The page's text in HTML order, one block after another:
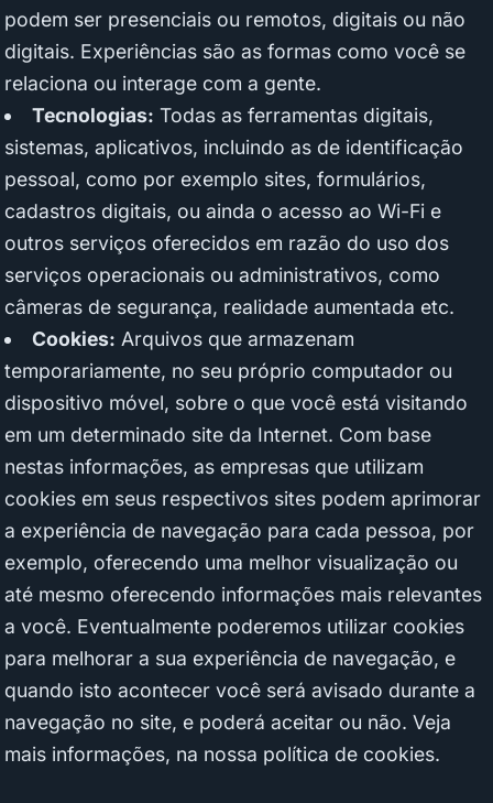
podem ser presenciais ou remotos, digitais ou não
digitais. Experiências são as formas como você se
relaciona ou interage com a gente.
Tecnologias: Todas as ferramentas digitais,
sistemas, aplicativos, incluindo as de identificação
pessoal, como por exemplo sites, formulários,
cadastros digitais, ou ainda o acesso ao Wi-Fi e
outros serviços oferecidos em razão do uso dos
serviços operacionais ou administrativos, como
câmeras de segurança, realidade aumentada etc.
Cookies: Arquivos que armazenam
temporariamente, no seu próprio computador ou
dispositivo móvel, sobre o que você está visitando
em um determinado site da Internet. Com base
nestas informações, as empresas que utilizam
cookies em seus respectivos sites podem aprimorar
a experiência de navegação para cada pessoa, por
exemplo, oferecendo uma melhor visualização ou
até mesmo oferecendo informações mais relevantes
a você. Eventualmente poderemos utilizar cookies
para melhorar a sua experiência de navegação, e
quando isto acontecer você será avisado durante a
navegação no site, e poderá aceitar ou não. Veja
mais informações, na nossa política de cookies.